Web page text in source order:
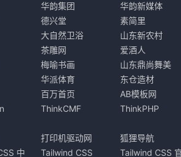
华韵集团 华韵新媒体
德兴堂 素简里
大自然卫浴 山东新农村
茶雕网 爱酒人
梅喻书画 山东鼎尚舞美
华派体育 东仓造材
百万首页 AB模板网
ThinkCMF ThinkPHP
打印机驱动网 狐狸导航
中
Tailwind CSS Tailwind CSS